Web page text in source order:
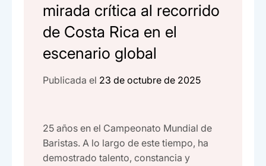
mirada crítica al recorrido
de Costa Rica en el
escenario global
Publicada el 23 de octubre de 2025
25 años en el Campeonato Mundial de
Baristas. A lo largo de este tiempo, ha
demostrado talento, constancia y